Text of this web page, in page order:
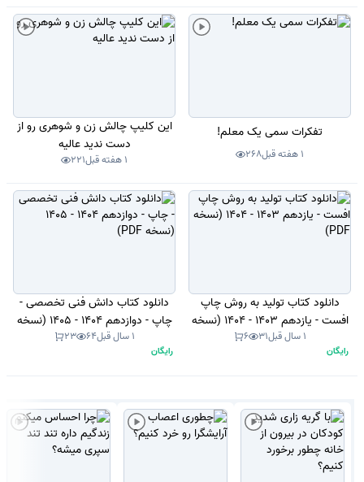
تفکرات سمی یک معلم!
1 هفته قبل 268
این کلیپ چالش زن و شوهری رو از
دست ندید عالیه
1 هفته قبل 221
دانلود کتاب تولید به روش چاپ
افست - یازدهم 1403 - 1404 (نسخه
PDF)
1 سال قبل 31
6
رایگان
دانلود کتاب دانش فنی تخصصی -
چاپ - دوازدهم 1404 - 1405 (نسخه
PDF)
1 سال قبل 64
23
رایگان